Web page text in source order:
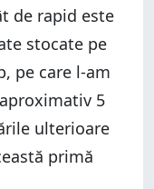
de rapid este
stocate pe
pe care l-am
5
ulterioare
primă